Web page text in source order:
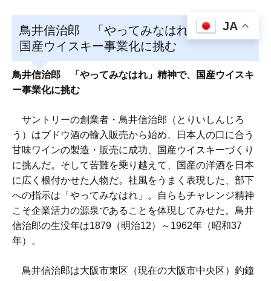
鳥井信治郎 「やってみなはれ」精神で、
国産ウイスキー事業化に挑む
鳥井信治郎 「やってみなはれ」精神で、国産ウイスキ
ー事業化に挑む
サントリーの創業者・鳥井信治郎（とりいしんじろ
う）はブドウ酒の輸入販売から始め、日本人の口に合う
甘味ワインの製造・販売に成功、国産ウイスキーづくり
に挑んだ。そして苦難を乗り越えて、国産の洋酒を日本
に広く根付かせた人物だ。社風をうまく表現した、部下
への指示は「やってみなはれ」。自らもチャレンジ精神
こそ企業活力の源泉であることを体現してみせた。鳥井
信治郎の生没年は1879（明治12）～1962年（昭和37
年）。
鳥井信治郎は大阪市東区（現在の大阪市中央区）釣鐘
JA